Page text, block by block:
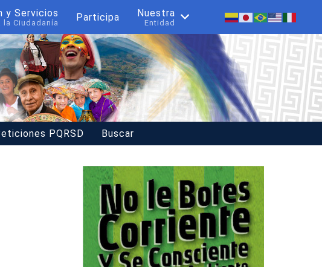
y Servicios
la Ciudadanía Participa Nuestra
Entidad
PQRSD
Buscar